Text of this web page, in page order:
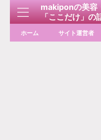
makiponの美容
「ここだけ」の
ホーム サイト運営者